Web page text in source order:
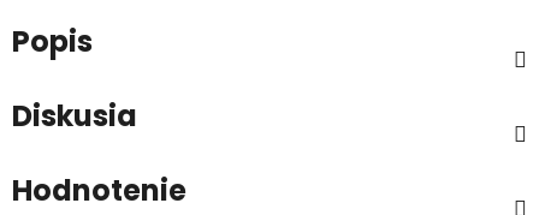
Popis
Diskusia
Hodnotenie